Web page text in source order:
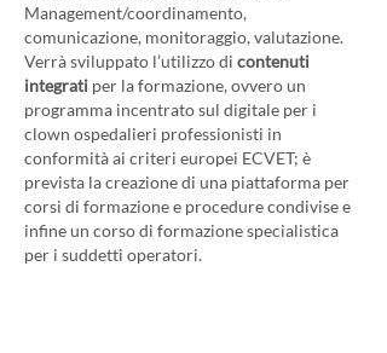
Management/coordinamento,
comunicazione, monitoraggio, valutazione.
Verrà sviluppato l’utilizzo di contenuti
integrati per la formazione, ovvero un
programma incentrato sul digitale per i
clown ospedalieri professionisti in
conformità ai criteri europei ECVET; è
prevista la creazione di una piattaforma per
corsi di formazione e procedure condivise e
infine un corso di formazione specialistica
per i suddetti operatori.